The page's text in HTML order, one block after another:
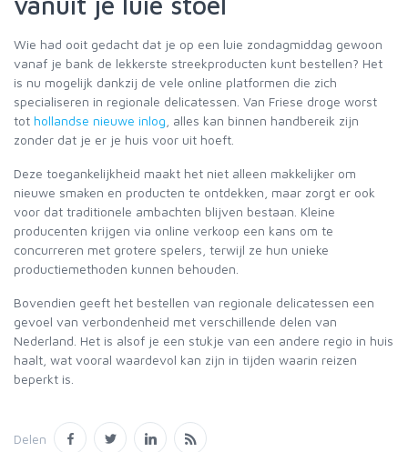
Wie had ooit gedacht dat je op een luie zondagmiddag gewoon
vanaf je bank de lekkerste streekproducten kunt bestellen? Het
is nu mogelijk dankzij de vele online platformen die zich
specialiseren in regionale delicatessen. Van Friese droge worst
tot hollandse nieuwe inlog , alles kan binnen handbereik zijn
zonder dat je er je huis voor uit hoeft.
Deze toegankelijkheid maakt het niet alleen makkelijker om
nieuwe smaken en producten te ontdekken, maar zorgt er ook
voor dat traditionele ambachten blijven bestaan. Kleine
producenten krijgen via online verkoop een kans om te
concurreren met grotere spelers, terwijl ze hun unieke
productiemethoden kunnen behouden.
Bovendien geeft het bestellen van regionale delicatessen een
gevoel van verbondenheid met verschillende delen van
Nederland. Het is alsof je een stukje van een andere regio in huis
haalt, wat vooral waardevol kan zijn in tijden waarin reizen
beperkt is.
Delen